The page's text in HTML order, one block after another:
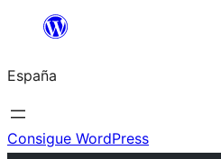
Saltar
contenido
España
Consigue WordPress